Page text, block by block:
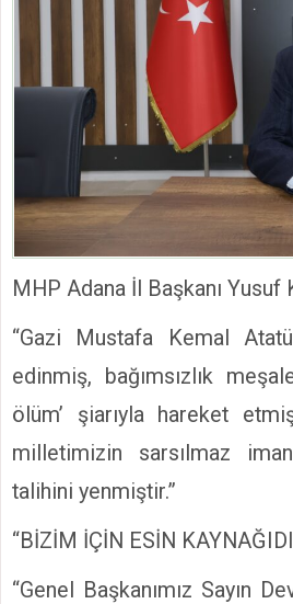
MHP Adana İl Başkanı Yusuf
“Gazi Mustafa Kemal
edinmiş, bağımsızlık
ölüm’ şiarıyla hareket
milletimizin sarsılmaz
talihini yenmiştir.”
“BİZİM İÇİN ESİN
“Genel Başkanımız Sayın